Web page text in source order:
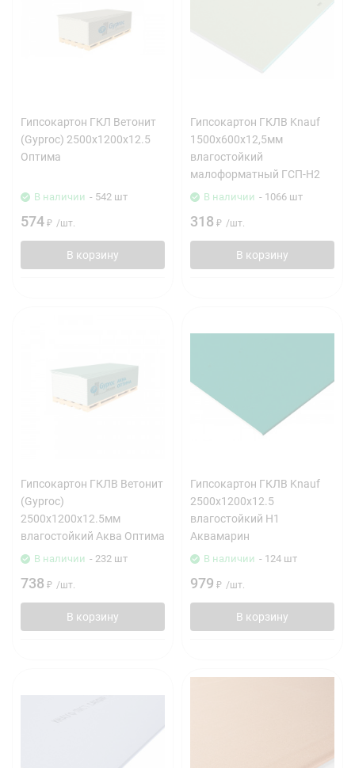
Гипсокартон ГКЛ Ветонит
(Gyproc) 2500х1200х12.5
Оптима
В наличии - 542 шт
574 ₽ /шт.
В корзину
Гипсокартон ГКЛВ Knauf
1500х600х12,5мм
влагостойкий
малоформатный ГСП-Н2
В наличии - 1066 шт
318 ₽ /шт.
В корзину
Гипсокартон ГКЛВ Ветонит
(Gyproc)
2500х1200х12.5мм
влагостойкий Аква Оптима
В наличии - 232 шт
738 ₽ /шт.
В корзину
Гипсокартон ГКЛВ Knauf
2500х1200х12.5
влагостойкий H1
Аквамарин
В наличии - 124 шт
979 ₽ /шт.
В корзину